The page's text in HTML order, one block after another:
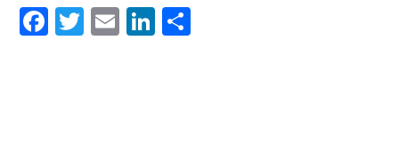
Facebook
Twitter Email LinkedIn